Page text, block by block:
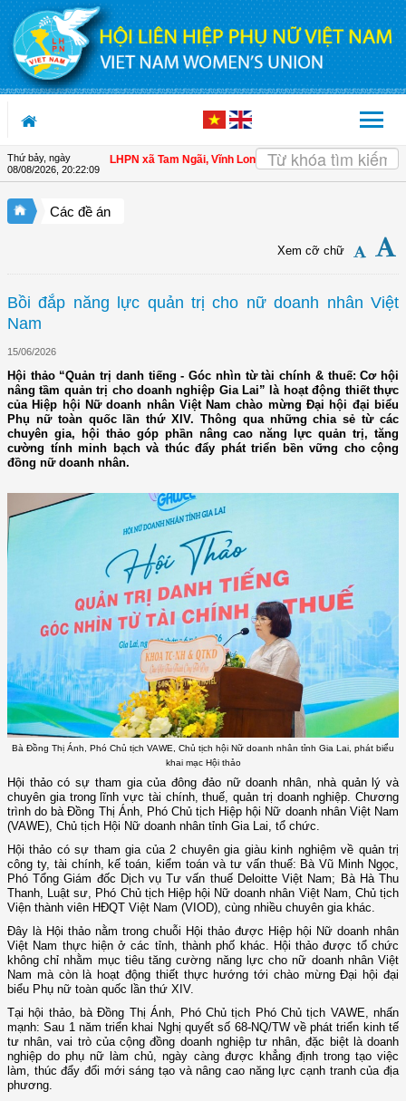
Truy cập nội dung luôn
Thứ bảy, ngày
08/08/2026, 20:22:10
hội viên | Hội LHPN xã Tam Ngãi, Vĩnh Long sơ kết công tác Hội và phong
Các đề án
Xem cỡ chữ
Bồi đắp năng lực quản trị cho nữ doanh nhân Việt
Nam
15/06/2026
Hội thảo “Quản trị danh tiếng - Góc nhìn từ tài chính & thuế: Cơ hội
nâng tầm quản trị cho doanh nghiệp Gia Lai” là hoạt động thiết thực
của Hiệp hội Nữ doanh nhân Việt Nam chào mừng Đại hội đại biểu
Phụ nữ toàn quốc lần thứ XIV. Thông qua những chia sẻ từ các
chuyên gia, hội thảo góp phần nâng cao năng lực quản trị, tăng
cường tính minh bạch và thúc đẩy phát triển bền vững cho cộng
đồng nữ doanh nhân.
Bà Đồng Thị Ánh, Phó Chủ tịch VAWE, Chủ tịch hội Nữ doanh nhân tỉnh Gia Lai, phát biểu
khai mạc Hội thảo
Hội thảo có sự tham gia của đông đảo nữ doanh nhân, nhà quản lý và
chuyên gia trong lĩnh vực tài chính, thuế, quản trị doanh nghiệp. Chương
trình do bà Đồng Thị Ánh, Phó Chủ tịch Hiệp hội Nữ doanh nhân Việt Nam
(VAWE), Chủ tịch Hội Nữ doanh nhân tỉnh Gia Lai, tổ chức.
Hội thảo có sự tham gia của 2 chuyên gia giàu kinh nghiệm về quản trị
công ty, tài chính, kế toán, kiểm toán và tư vấn thuế: Bà Vũ Minh Ngọc,
Phó Tổng Giám đốc Dịch vụ Tư vấn thuế Deloitte Việt Nam; Bà Hà Thu
Thanh, Luật sư, Phó Chủ tịch Hiệp hội Nữ doanh nhân Việt Nam, Chủ tịch
Viện thành viên HĐQT Việt Nam (VIOD), cùng nhiều chuyên gia khác.
Đây là Hội thảo nằm trong chuỗi Hội thảo được Hiệp hội Nữ doanh nhân
Việt Nam thực hiện ở các tỉnh, thành phố khác. Hội thảo được tổ chức
không chỉ nhằm mục tiêu tăng cường năng lực cho nữ doanh nhân Việt
Nam mà còn là hoạt động thiết thực hướng tới chào mừng Đại hội đại
biểu Phụ nữ toàn quốc lần thứ XIV.
Tại hội thảo, bà Đồng Thị Ánh, Phó Chủ tịch Phó Chủ tịch VAWE, nhấn
mạnh: Sau 1 năm triển khai Nghị quyết số 68-NQ/TW về phát triển kinh tế
tư nhân, vai trò của cộng đồng doanh nghiệp tư nhân, đặc biệt là doanh
nghiệp do phụ nữ làm chủ, ngày càng được khẳng định trong tạo việc
làm, thúc đẩy đổi mới sáng tạo và nâng cao năng lực cạnh tranh của địa
phương.